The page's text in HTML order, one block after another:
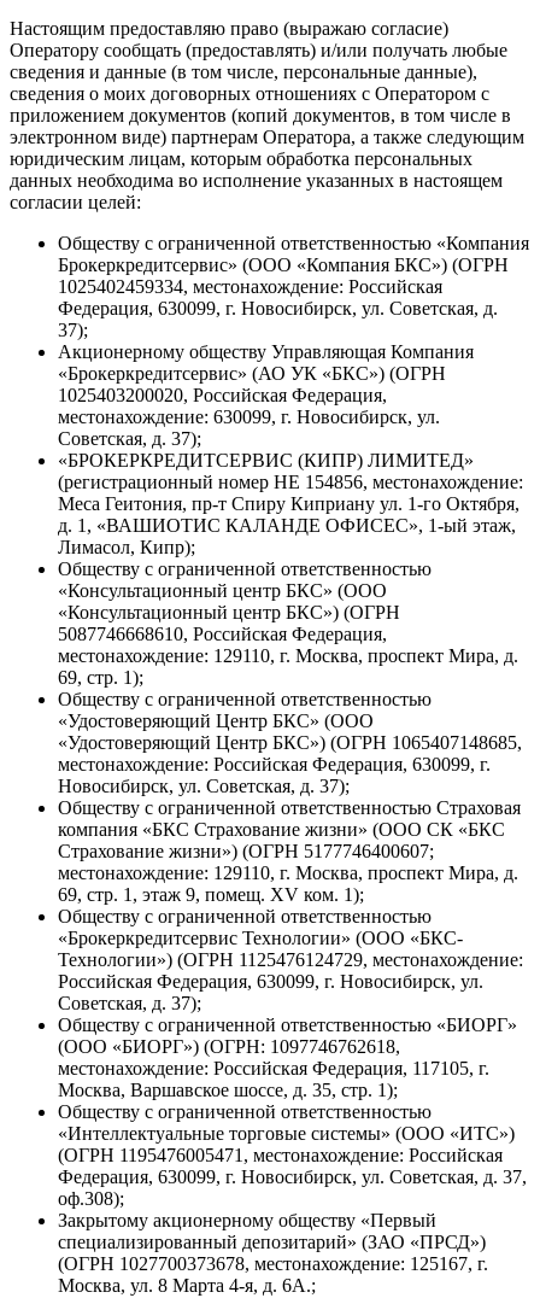
Настоящим предоставляю право (выражаю согласие)
Оператору сообщать (предоставлять) и/или получать любые
сведения и данные (в том числе, персональные данные),
сведения о моих договорных отношениях с Оператором с
приложением документов (копий документов, в том числе в
электронном виде) партнерам Оператора, а также следующим
юридическим лицам, которым обработка персональных
данных необходима во исполнение указанных в настоящем
согласии целей:
Обществу с ограниченной ответственностью «Компания
Брокеркредитсервис» (ООО «Компания БКС») (ОГРН
1025402459334, местонахождение: Российская
Федерация, 630099, г. Новосибирск, ул. Советская, д.
37);
Акционерному обществу Управляющая Компания
«Брокеркредитсервис» (АО УК «БКС») (ОГРН
1025403200020, Российская Федерация,
местонахождение: 630099, г. Новосибирск, ул.
Советская, д. 37);
«БРОКЕРКРЕДИТСЕРВИС (КИПР) ЛИМИТЕД»
(регистрационный номер НЕ 154856, местонахождение:
Меса Геитония, пр-т Спиру Киприану ул. 1-го Октября,
д. 1, «ВАШИОТИС КАЛАНДЕ ОФИСЕС», 1-ый этаж,
Лимасол, Кипр);
Обществу с ограниченной ответственностью
«Консультационный центр БКС» (ООО
«Консультационный центр БКС») (ОГРН
5087746668610, Российская Федерация,
местонахождение: 129110, г. Москва, проспект Мира, д.
69, стр. 1);
Обществу с ограниченной ответственностью
«Удостоверяющий Центр БКС» (ООО
«Удостоверяющий Центр БКС») (ОГРН 1065407148685,
местонахождение: Российская Федерация, 630099, г.
Новосибирск, ул. Советская, д. 37);
Обществу с ограниченной ответственностью Страховая
компания «БКС Страхование жизни» (ООО СК «БКС
Страхование жизни») (ОГРН 5177746400607;
местонахождение: 129110, г. Москва, проспект Мира, д.
69, стр. 1, этаж 9, помещ. XV ком. 1);
Обществу с ограниченной ответственностью
«Брокеркредитсервис Технологии» (ООО «БКС-
Технологии») (ОГРН 1125476124729, местонахождение:
Российская Федерация, 630099, г. Новосибирск, ул.
Советская, д. 37);
Обществу с ограниченной ответственностью «БИОРГ»
(ООО «БИОРГ») (ОГРН: 1097746762618,
местонахождение: Российская Федерация, 117105, г.
Москва, Варшавское шоссе, д. 35, стр. 1);
Обществу с ограниченной ответственностью
«Интеллектуальные торговые системы» (ООО «ИТС»)
(ОГРН 1195476005471, местонахождение: Российская
Федерация, 630099, г. Новосибирск, ул. Советская, д. 37,
оф.308);
Закрытому акционерному обществу «Первый
специализированный депозитарий» (ЗАО «ПРСД»)
(ОГРН 1027700373678, местонахождение: 125167, г.
Москва, ул. 8 Марта 4-я, д. 6А.;